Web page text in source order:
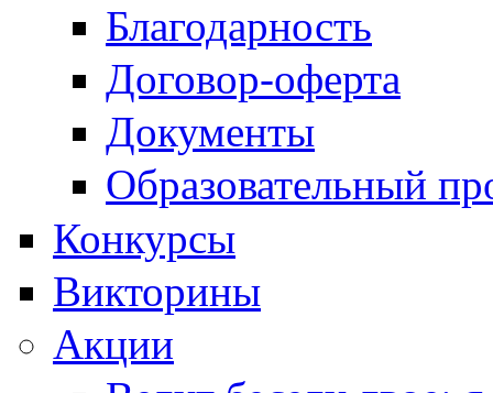
Благодарность
Договор-оферта
Документы
Образовательный
Конкурсы
Викторины
Акции